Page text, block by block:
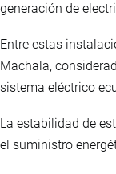
generación de
Entre estas
Machala,
sistema eléctrico
La estabilidad de
el suministro